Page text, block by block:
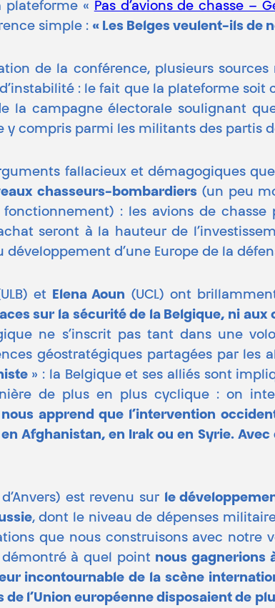
plateforme « Pas d’avions de chasse –
simple : « Les Belges veulent-ils de
de la conférence, plusieurs
: le fait que la plateforme soit
la campagne électorale soulignant
y compris parmi les militants des partis
fallacieux et démagogiques
chasseurs-bombardiers (un peu
fonctionnement) : les avions de
seront à la hauteur de
d’une Europe de la
et Elena Aoun (UCL) ont
sur la sécurité de la Belgique, ni
ne s’inscrit pas tant dans une
géostratégiques partagées par les
» : la Belgique et ses alliés sont
de plus en plus cyclique : on
nous apprend que l’intervention
Afghanistan, en Irak ou en Syrie.
est revenu sur le
, dont le niveau de dépenses
que nous construisons avec notre
à quel point nous gagnerions
incontournable de la scène
de l’Union européenne disposaient de